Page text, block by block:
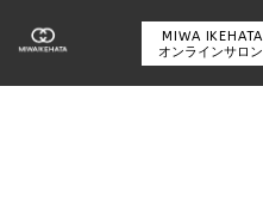
MIWA IKEHATA
オンラインサロン